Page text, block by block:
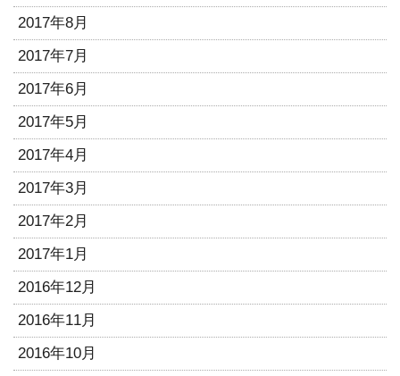
2017年8月
2017年7月
2017年6月
2017年5月
2017年4月
2017年3月
2017年2月
2017年1月
2016年12月
2016年11月
2016年10月